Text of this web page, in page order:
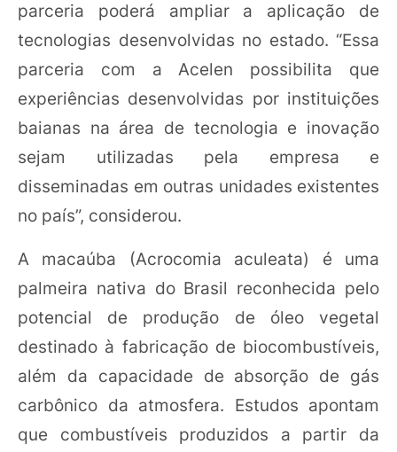
parceria poderá ampliar a aplicação de
tecnologias desenvolvidas no estado. “Essa
parceria com a Acelen possibilita que
experiências desenvolvidas por instituições
baianas na área de tecnologia e inovação
sejam utilizadas pela empresa e
disseminadas em outras unidades existentes
no país”, considerou.
A macaúba (Acrocomia aculeata) é uma
palmeira nativa do Brasil reconhecida pelo
potencial de produção de óleo vegetal
destinado à fabricação de biocombustíveis,
além da capacidade de absorção de gás
carbônico da atmosfera. Estudos apontam
que combustíveis produzidos a partir da